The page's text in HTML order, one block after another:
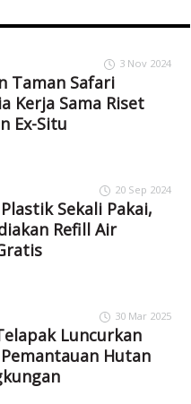
3 Nov 2024
Taman Safari
Kerja Sama Riset
Ex-Situ
20 Sep 2024
Sekali Pakai,
Refill Air
30 Mar 2025
Luncurkan
Hutan